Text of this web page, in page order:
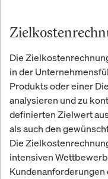
Die
in der
Produkts oder einer
analysieren und zu
definierten Zielwert
als auch den
Die
intensiven